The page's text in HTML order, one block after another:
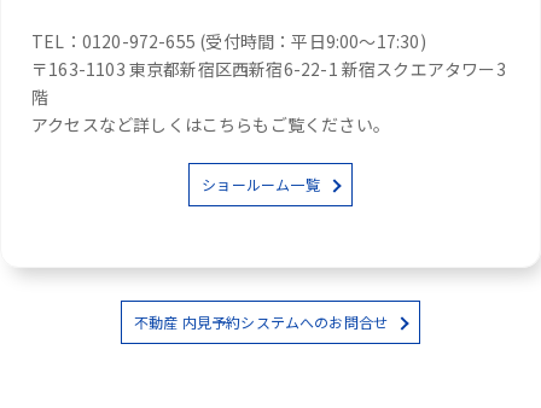
TEL：0120-972-655 (受付時間：平日9:00～17:30)
〒163-1103 東京都新宿区西新宿6-22-1 新宿スクエアタワー3
階
アクセスなど詳しくはこちらもご覧ください。
ショールーム一覧
不動産 内見予約システムへのお問合せ